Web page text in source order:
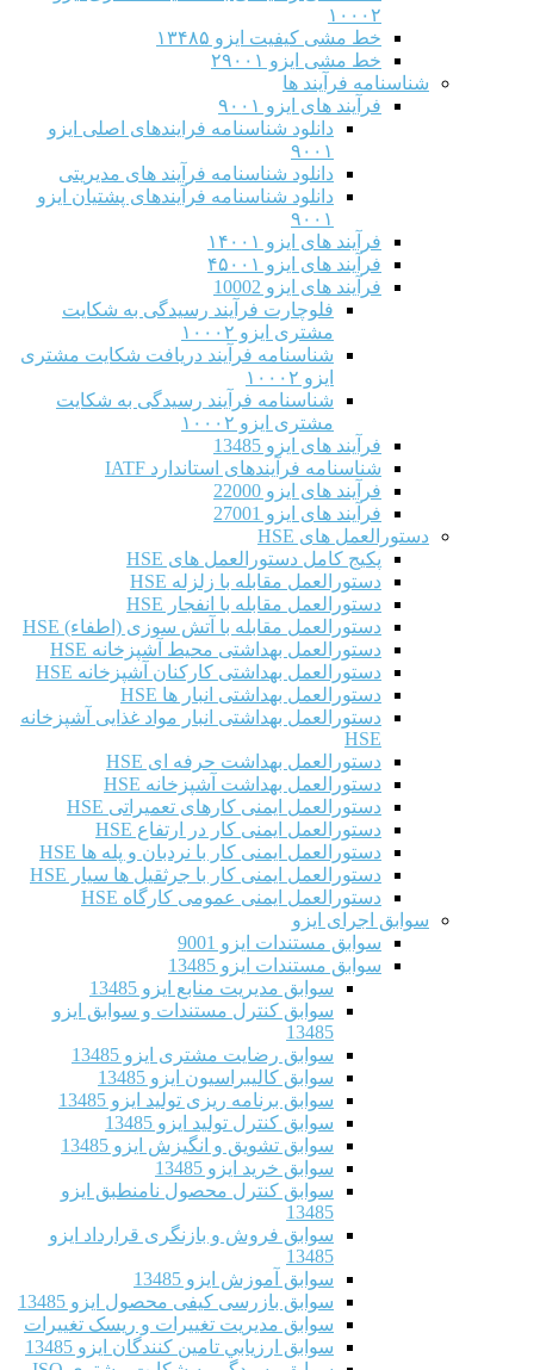
۱۰۰۰۲
خط مشی کیفیت ایزو ۱۳۴۸۵
خط مشی ایزو ۲۹۰۰۱
شناسنامه فرآیند ها
فرآیند های ایزو ۹۰۰۱
دانلود شناسنامه فرایندهای اصلی ایزو
۹۰۰۱
دانلود شناسنامه فرآیند های مدیریتی
دانلود شناسنامه فرآیندهای پشتیان ایزو
۹۰۰۱
فرآیند های ایزو ۱۴۰۰۱
فرآیند های ایزو ۴۵۰۰۱
فرآیند های ایزو 10002
فلوچارت فرآیند رسیدگی به شکایت
مشتری ایزو ۱۰۰۰۲
شناسنامه فرآیند دریافت شکایت مشتری
ایزو ۱۰۰۰۲
شناسنامه فرآیند رسیدگی به شکایت
مشتری ایزو ۱۰۰۰۲
فرآیند های ایزو 13485
شناسنامه فرآیندهای استاندارد IATF
فرآیند های ایزو 22000
فرآیند های ایزو 27001
دستورالعمل های HSE
پکیج کامل دستورالعمل های HSE
دستورالعمل مقابله با زلزله HSE
دستورالعمل مقابله با انفجار HSE
دستورالعمل مقابله با آتش سوزی (اطفاء) HSE
دستورالعمل بهداشتی محیط آشپزخانه HSE
دستورالعمل بهداشتی کارکنان آشپزخانه HSE
دستورالعمل بهداشتی انبار ها HSE
دستورالعمل بهداشتی انبار مواد غذایی آشپزخانه
HSE
دستورالعمل بهداشت حرفه ای HSE
دستورالعمل بهداشت آشپزخانه HSE
دستورالعمل ایمنی کارهای تعمیراتی HSE
دستورالعمل ایمنی کار در ارتفاع HSE
دستورالعمل ایمنی کار با نردبان و پله ها HSE
دستورالعمل ایمنی کار با جرثقیل ها سیار HSE
دستورالعمل ایمنی عمومی کارگاه HSE
سوابق اجرای ایزو
سوابق مستندات ایزو 9001
سوابق مستندات ایزو 13485
سوابق مدیریت منابع ایزو 13485
سوابق کنترل مستندات و سوابق ایزو
13485
سوابق رضایت مشتری ایزو 13485
سوابق كاليبراسيون ایزو 13485
سوابق برنامه ریزی تولید ایزو 13485
سوابق کنترل تولید ایزو 13485
سوابق تشویق و انگیزش ایزو 13485
سوابق خرید ایزو 13485
سوابق کنترل محصول نامنطبق ایزو
13485
سوابق فروش و بازنگری قرارداد ایزو
13485
سوابق آموزش ایزو 13485
سوابق بازرسی کیفی محصول ایزو 13485
سوابق مدیریت تغییرات و ریسک تغییرات
سوابق ارزيابي تامين كنندگان ایزو 13485